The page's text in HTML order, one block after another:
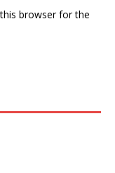
browser for the